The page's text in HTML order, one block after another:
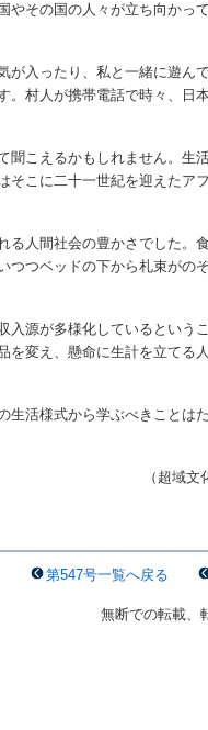
やその国の人々が立ち向かっ
入ったり、私と一緒に遊ん
村人が携帯電話で時々、日
こえるかもしれません。生
こに二十一世紀を迎えたア
る人間社会の豊かさでした。
つつベッドの下から札束がの
源が多様化しているという
変え、懸命に生計を立てる
活様式から学ぶべきことは
（超域文
第547号一覧へ戻る
無断での転載、